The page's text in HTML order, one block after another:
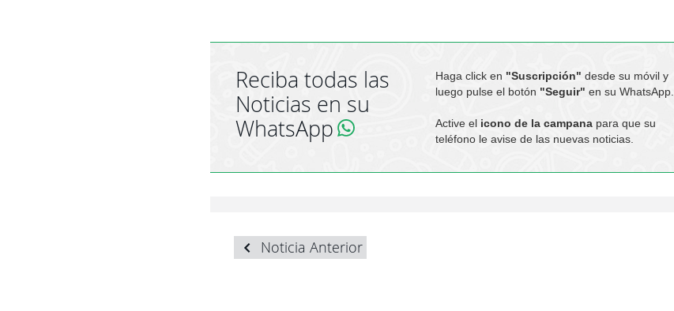
Reciba todas las
Noticias en su
WhatsApp
Haga click en "Suscripción" desde su móvil y
luego pulse el botón "Seguir" en su WhatsApp.
Active el icono de la campanapara que su
teléfono le avise de las nuevas noticias.
Noticia Anterior